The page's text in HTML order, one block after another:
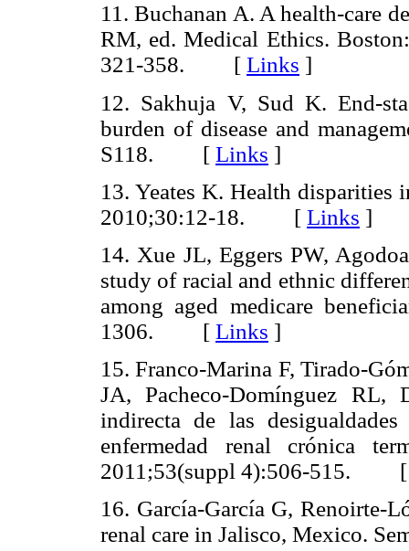
11. Buchanan A. A health-care
RM, ed. Medical Ethics.
321-358. [ Links ]
12. Sakhuja V, Sud K. End-
burden of disease and
S118. [ Links ]
13. Yeates K. Health disparities
2010;30:12-18. [ Links ]
14. Xue JL, Eggers PW,
study of racial and ethnic
among aged medicare
1306. [ Links ]
15. Franco-Marina F, Tirado-
JA, Pacheco-Domínguez RL,
indirecta de las
enfermedad renal crónica
2011;53(suppl 4):506-515.
16. García-García G, Renoirte-
renal care in Jalisco, Mexico.